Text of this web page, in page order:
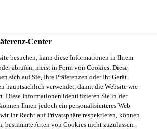
AG - VE Klebag
Center
besuchen, kann diese Informationen in Ihrem
abrufen, meist in Form von Cookies. Diese
sich auf Sie, Ihre Präferenzen oder Ihr Gerät
hauptsächlich verwendet, damit die Website wie
Diese Informationen identifizieren Sie in der
Ihnen jedoch ein personalisierteres Web-
Ihr Recht auf Privatsphäre respektieren, können
bestimmte Arten von Cookies nicht zuzulassen.